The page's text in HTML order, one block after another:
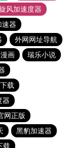
风加速度器
速器
外网网址导航
画
瑞乐小说
载
器
网正版
黑豹加速器
载